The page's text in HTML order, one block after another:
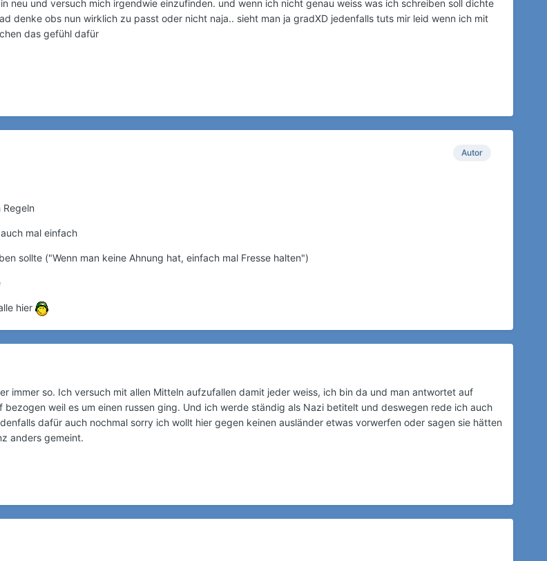
neu und versuch mich irgendwie einzufinden. und wenn ich nicht genau weiss was ich schreiben soll dichte
denke obs nun wirklich zu passt oder nicht naja.. sieht man ja gradXD jedenfalls tuts mir leid wenn ich mit
das gefühl dafür
Autor
mal einfach
sollte ("Wenn man keine Ahnung hat, einfach mal Fresse halten")
hier
immer so. Ich versuch mit allen Mitteln aufzufallen damit jeder weiss, ich bin da und man antwortet auf
weil es um einen russen ging. Und ich werde ständig als Nazi betitelt und deswegen rede ich auch
dafür auch nochmal sorry ich wollt hier gegen keinen ausländer etwas vorwerfen oder sagen sie hätten
anders gemeint.